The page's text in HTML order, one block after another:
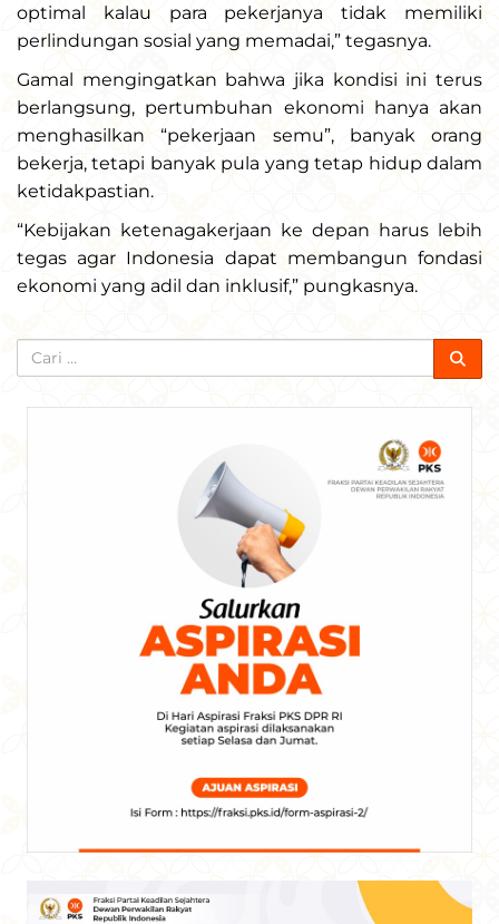
optimal kalau para pekerjanya tidak memiliki
perlindungan sosial yang memadai,” tegasnya.
Gamal mengingatkan bahwa jika kondisi ini terus
berlangsung, pertumbuhan ekonomi hanya akan
menghasilkan “pekerjaan semu”, banyak orang
bekerja, tetapi banyak pula yang tetap hidup dalam
ketidakpastian.
“Kebijakan ketenagakerjaan ke depan harus lebih
tegas agar Indonesia dapat membangun fondasi
ekonomi yang adil dan inklusif,” pungkasnya.